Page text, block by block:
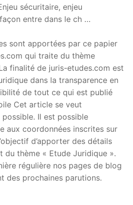
sécuritaire, enjeu
entre dans le ch …
sont apportées par ce papier
qui traite du thème
finalité de juris-etudes.com est
dans la transparence en
de tout ce qui est publié
Cet article se veut
Il est possible
aux coordonnées inscrites sur
d’apporter des détails
thème « Etude Juridique ».
régulière nos pages de blog
des prochaines parutions.